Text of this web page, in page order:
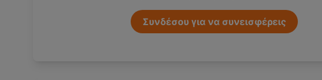
Συνδέσου για να συνεισφέρεις